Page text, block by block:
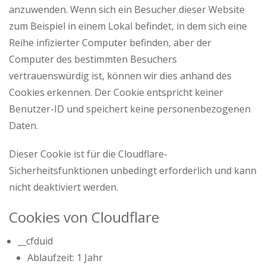
anzuwenden. Wenn sich ein Besucher dieser Website
zum Beispiel in einem Lokal befindet, in dem sich eine
Reihe infizierter Computer befinden, aber der
Computer des bestimmten Besuchers
vertrauenswürdig ist, können wir dies anhand des
Cookies erkennen. Der Cookie entspricht keiner
Benutzer-ID und speichert keine personenbezogenen
Daten.
Dieser Cookie ist für die Cloudflare-
Sicherheitsfunktionen unbedingt erforderlich und kann
nicht deaktiviert werden.
Cookies von Cloudflare
__cfduid
Ablaufzeit: 1 Jahr